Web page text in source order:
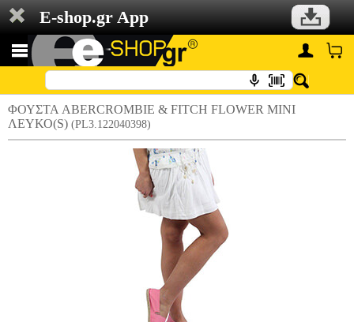
E-shop.gr App
ΦΟΥΣΤΑ ABERCROMBIE & FITCH FLOWER MINI
ΛΕΥΚΟ(S) (PL3.122040398)